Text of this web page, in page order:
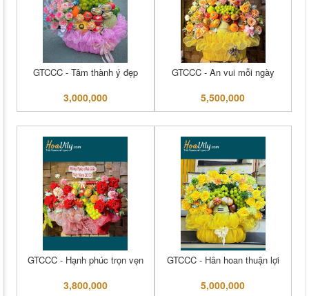
GTCCC - Tâm thành ý đẹp
3,000,000
GTCCC - An vui mỗi ngày
5,500,000
GTCCC - Hạnh phúc trọn vẹn
3,800,000
GTCCC - Hân hoan thuận lợi
5,000,000